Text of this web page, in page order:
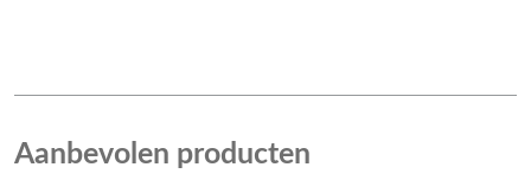
Aanbevolen producten